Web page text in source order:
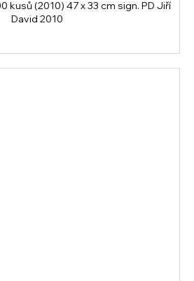
kusů (2010) 47 x 33 cm sign. PD Jiří
David 2010